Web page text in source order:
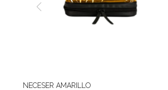
NECESER AMARILLO